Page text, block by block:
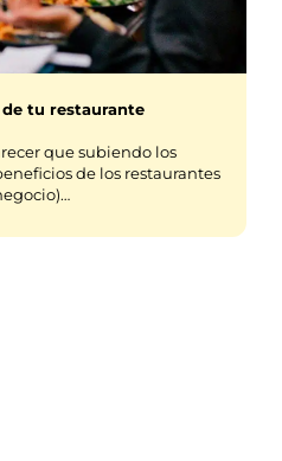
tu restaurante
que subiendo los
de los restaurantes